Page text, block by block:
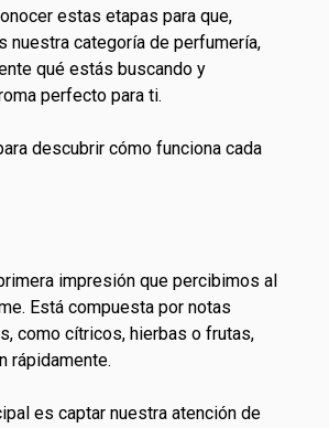
estas etapas para que,
nuestra categoría de perfumería,
qué estás buscando y
perfecto para ti.
descubrir cómo funciona cada
impresión que percibimos al
Está compuesta por notas
como cítricos, hierbas o frutas,
rápidamente.
es captar nuestra atención de